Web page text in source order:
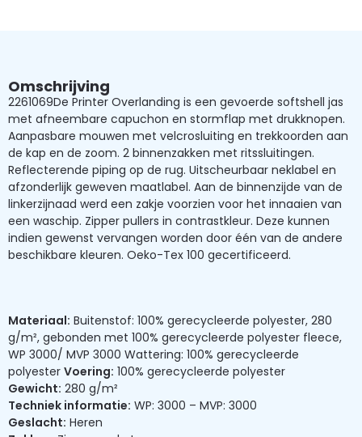
Omschrijving
2261069De Printer Overlanding is een gevoerde softshell jas
met afneembare capuchon en stormflap met drukknopen.
Aanpasbare mouwen met velcrosluiting en trekkoorden aan
de kap en de zoom. 2 binnenzakken met ritssluitingen.
Reflecterende piping op de rug. Uitscheurbaar neklabel en
afzonderlijk geweven maatlabel. Aan de binnenzijde van de
linkerzijnaad werd een zakje voorzien voor het innaaien van
een waschip. Zipper pullers in contrastkleur. Deze kunnen
indien gewenst vervangen worden door één van de andere
beschikbare kleuren. Oeko-Tex 100 gecertificeerd.
Materiaal: Buitenstof: 100% gerecycleerde polyester, 280
g/m², gebonden met 100% gerecycleerde polyester fleece,
WP 3000/ MVP 3000 Wattering: 100% gerecycleerde
polyester Voering: 100% gerecycleerde polyester
Gewicht: 280 g/m²
Techniek informatie: WP: 3000 – MVP: 3000
Geslacht: Heren